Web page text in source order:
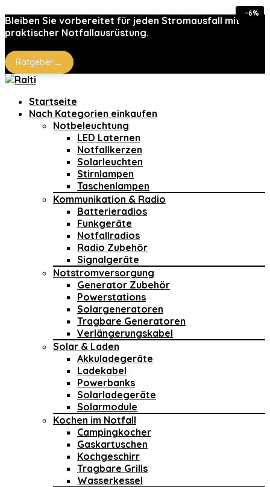
Bleiben Sie vorbereitet für jeden Stromausfall mit
praktischer Notfallausrüstung.
Ratgeber→
Startseite
Nach Kategorien einkaufen
Notbeleuchtung
LED Laternen
Notfallkerzen
Solarleuchten
Stirnlampen
Taschenlampen
Kommunikation & Radio
Batterieradios
Funkgeräte
Notfallradios
Radio Zubehör
Signalgeräte
Notstromversorgung
Generator Zubehör
Powerstations
Solargeneratoren
Tragbare Generatoren
Verlängerungskabel
Solar & Laden
Akkuladegeräte
Ladekabel
Powerbanks
Solarladegeräte
Solarmodule
Kochen im Notfall
Campingkocher
Gaskartuschen
Kochgeschirr
Tragbare Grills
Wasserkessel
-13%
-53%
-6%